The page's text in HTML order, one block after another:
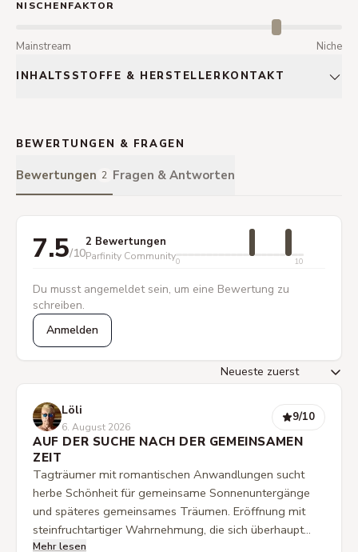
NISCHENFAKTOR
Mainstream Niche
INHALTSSTOFFE & HERSTELLERKONTAKT
BEWERTUNGEN & FRAGEN
Bewertungen 2 Fragen & Antworten
7.5/10
2 Bewertungen
Parfinity Community0 10
Du musst angemeldet sein, um eine Bewertung zu
schreiben.
Anmelden
Löli
6. August 2026
9/10
AUF DER SUCHE NACH DER GEMEINSAMEN
ZEIT
Tagträumer mit romantischen Anwandlungen sucht
herbe Schönheit für gemeinsame Sonnenuntergänge
und späteres gemeinsames Träumen. Eröffnung mit
steinfruchtartiger Wahrnehmung, die sich überhaupt
nicht mit den gelisteten Noten deckt. Vielleicht ist es der
Mehr lesen